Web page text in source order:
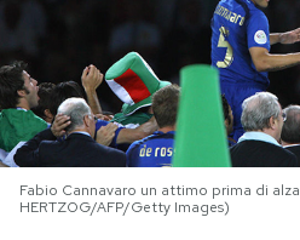
PODCAST
NEWSLETTER
Fabio Cannavaro un attimo prima di
HERTZOG/AFP/Getty Images)